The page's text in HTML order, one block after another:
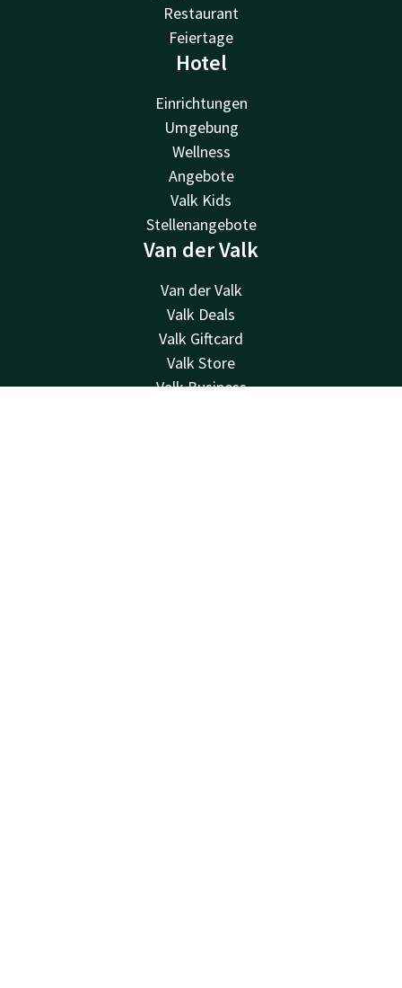
Restaurant
Feiertage
Hotel
Einrichtungen
Umgebung
Wellness
Angebote
Valk Kids
Stellenangebote
Van der Valk
Van der Valk
Valk Deals
Valk Giftcard
Valk Store
Valk Business